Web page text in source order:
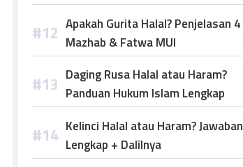
Apakah Gurita Halal? Penjelasan 4
Mazhab & Fatwa MUI
Daging Rusa Halal atau Haram?
Panduan Hukum Islam Lengkap
Kelinci Halal atau Haram? Jawaban
Lengkap + Dalilnya